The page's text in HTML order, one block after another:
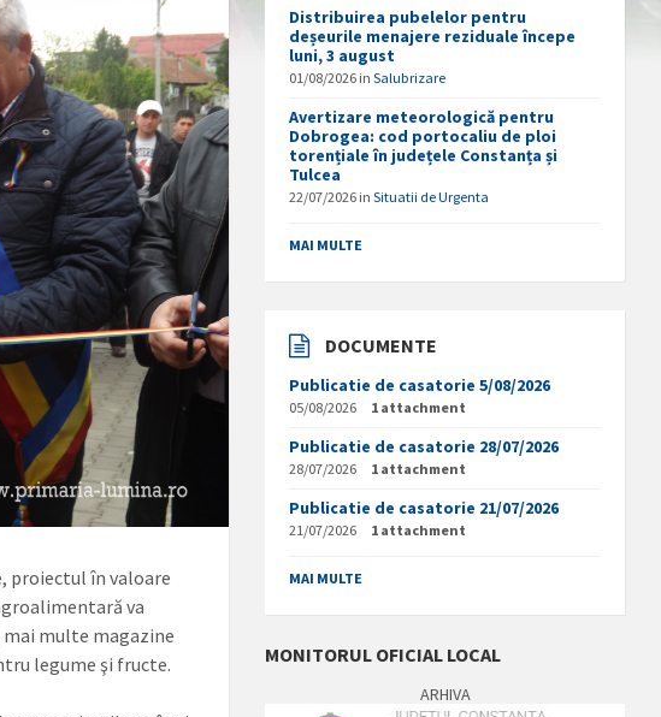
proiectul în valoare
va
multe magazine
legume şi fructe.
Distribuirea pubelelor pentru
deșeurile menajere reziduale începe
luni, 3 august
01/08/2026 inSalubrizare
Avertizare meteorologică pentru
Dobrogea: cod portocaliu de ploi
torențiale în județele Constanța și
Tulcea
22/07/2026 inSituatii de Urgenta
MAI MULTE
DOCUMENTE
Publicatie de casatorie 5/08/2026
05/08/2026 1 attachment
Publicatie de casatorie 28/07/2026
28/07/2026 1 attachment
Publicatie de casatorie 21/07/2026
21/07/2026 1 attachment
MAI MULTE
MONITORUL OFICIAL LOCAL
ARHIVA